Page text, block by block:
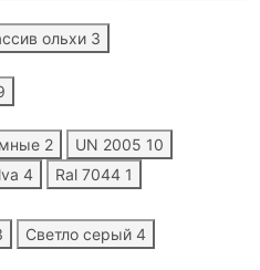
ольхи 3
2 UN 2005 10
4 Ral 7044 1
Светло серый 4